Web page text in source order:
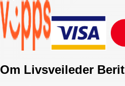
Om Livsveileder Berit